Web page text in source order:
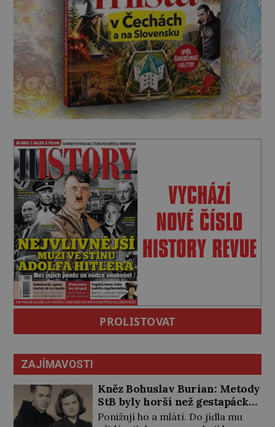
PROLISTOVAT
ZAJÍMAVOSTI
Kněz Bohuslav Burian: Metody
StB byly horší než gestapácké
trýznění
Ponižují ho a mlátí. Do jídla mu